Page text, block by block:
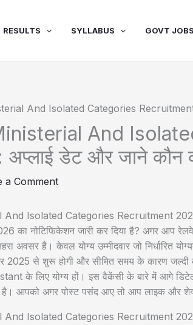
RESULTS SYLLABUS GOVT JOBS
And
अप्लाई डेट और जाने
a Comment
And Isolated Categories Recruitment
का नोटिफिकेशन जारी कर दिया है? अगर आप
अवसर है। केवल योग्य उम्मीदवार जो निर्धारित
2025 से शुरू होगी और सीमित समय के कारण
के लिए योग्य हों। इस वैकेंसी के बारे में आगे डिटेल
है। आपको अगर पोस्ट पसंद आए तो आप लाइक और
And Isolated Categories Recruitment